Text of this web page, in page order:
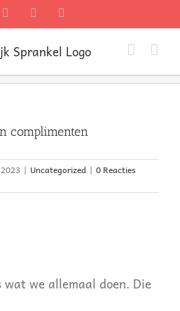
Twitter Instagram
complimenten
| Uncategorized | 0 Reacties
we allemaal doen. Die